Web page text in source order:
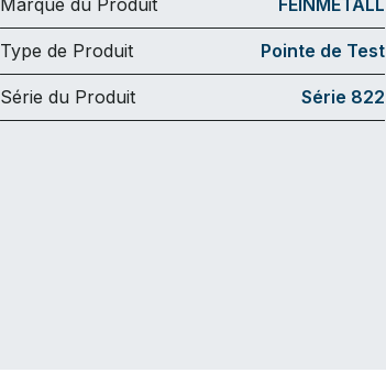
Type de Produit Pointe de Test
Série du Produit Série 822